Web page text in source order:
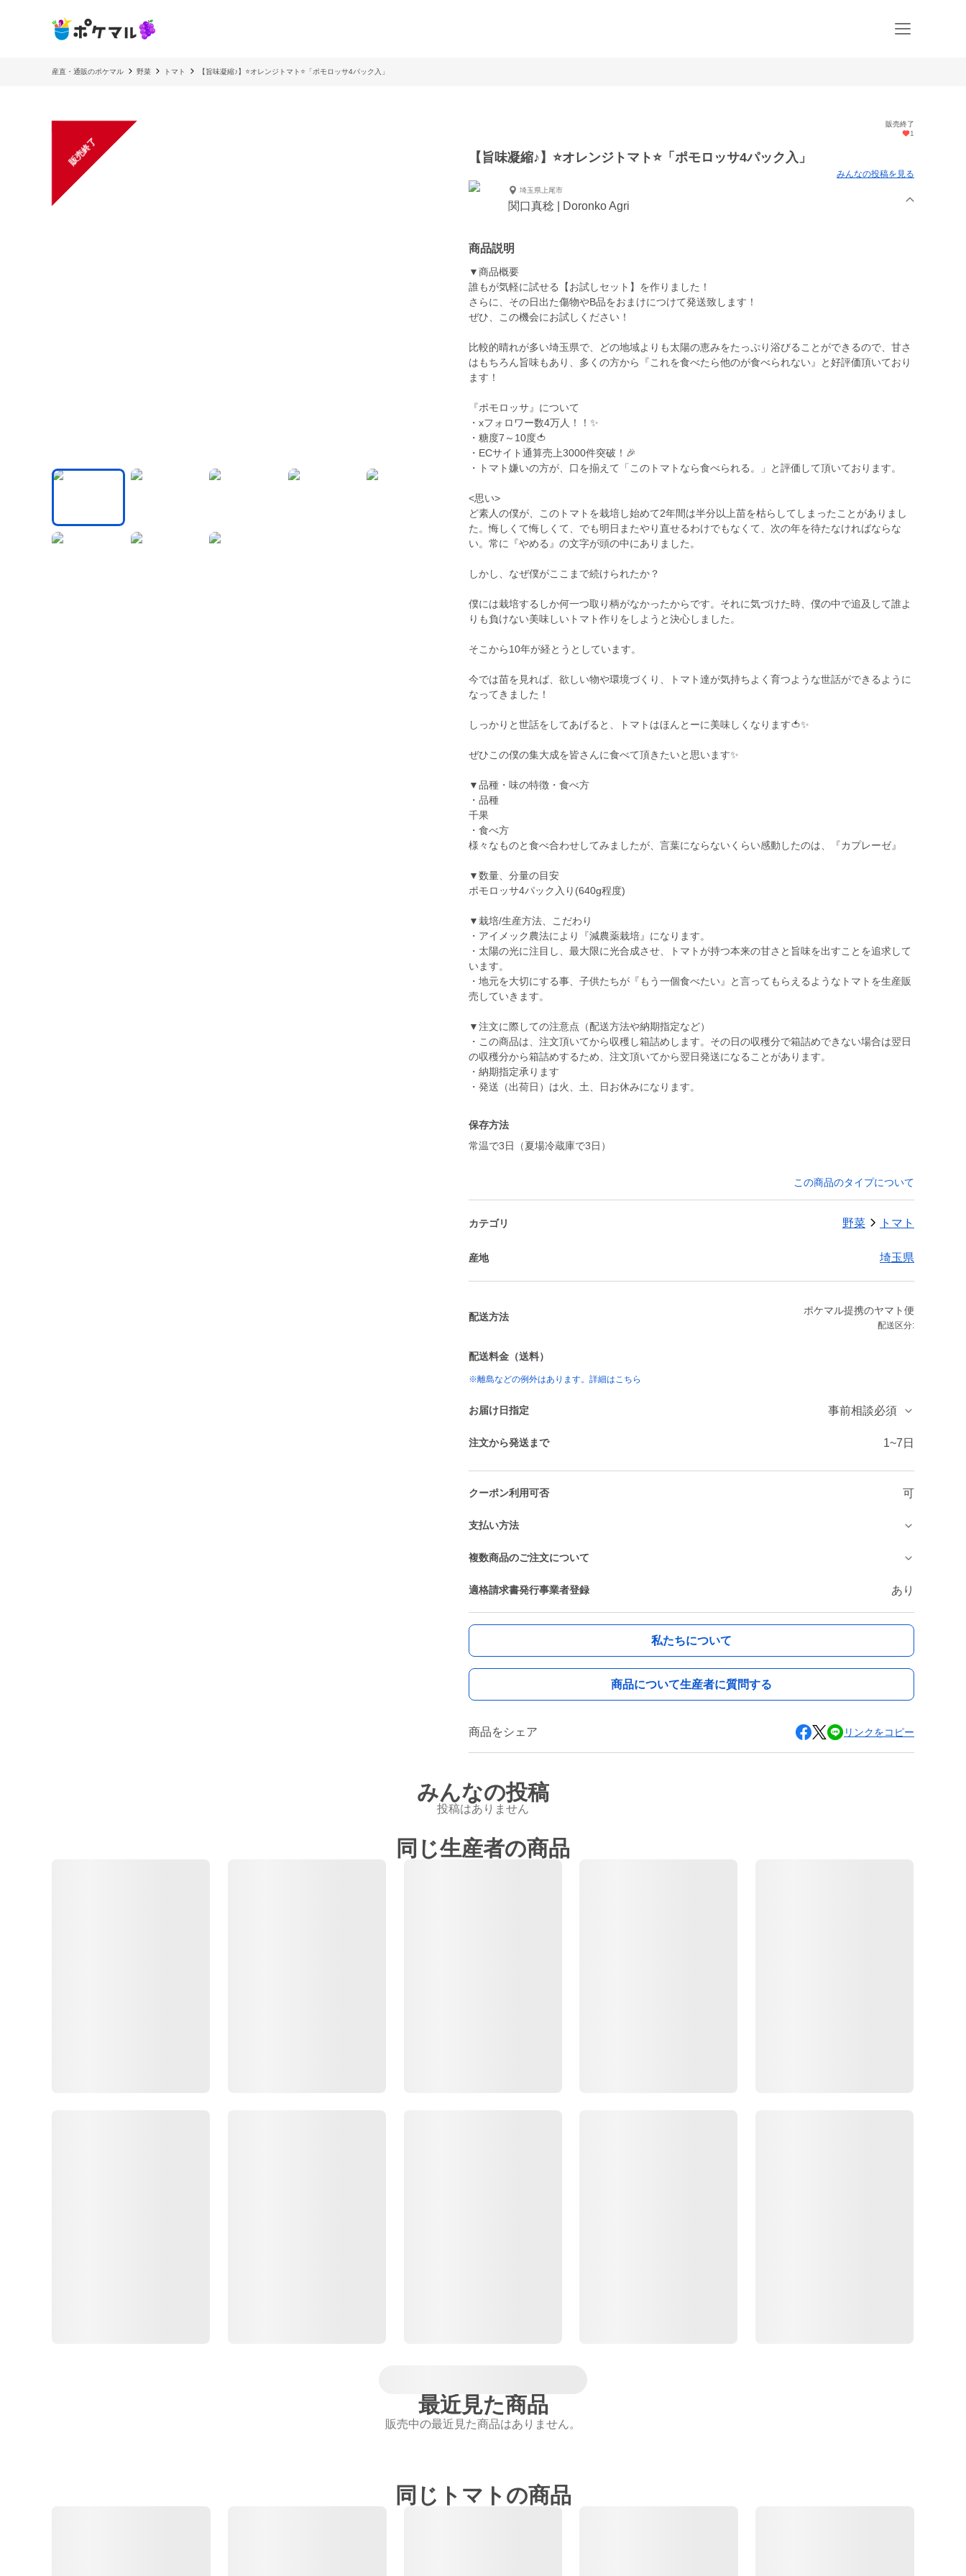
産直・通販のポケマル 野菜 トマト 【旨味凝縮♪】⭐オレンジトマト⭐「ポモロッサ4パック入」
販売終了
販売終了
1
【旨味凝縮♪】⭐オレンジトマト⭐「ポモロッサ4パック入」
みんなの投稿を見る
埼玉県上尾市
関口真稔 | Doronko Agri
商品説明
▼商品概要
誰もが気軽に試せる【お試しセット】を作りました！
さらに、その日出た傷物やB品をおまけにつけて発送致します！
ぜひ、この機会にお試しください！
比較的晴れが多い埼玉県で、どの地域よりも太陽の恵みをたっぷり浴びることができるので、甘さ
はもちろん旨味もあり、多くの方から『これを食べたら他のが食べられない』と好評価頂いており
ます！
『ポモロッサ』について
・xフォロワー数4万人！！✨
・糖度7～10度🍅
・ECサイト通算売上3000件突破！🎉
・トマト嫌いの方が、口を揃えて「このトマトなら食べられる。」と評価して頂いております。
<思い>
ど素人の僕が、このトマトを栽培し始めて2年間は半分以上苗を枯らしてしまったことがありまし
た。悔しくて悔しくて、でも明日またやり直せるわけでもなくて、次の年を待たなければならな
い。常に『やめる』の文字が頭の中にありました。
しかし、なぜ僕がここまで続けられたか？
僕には栽培するしか何一つ取り柄がなかったからです。それに気づけた時、僕の中で追及して誰よ
りも負けない美味しいトマト作りをしようと決心しました。
そこから10年が経とうとしています。
今では苗を見れば、欲しい物や環境づくり、トマト達が気持ちよく育つような世話ができるように
なってきました！
しっかりと世話をしてあげると、トマトはほんとーに美味しくなります🍅✨
ぜひこの僕の集大成を皆さんに食べて頂きたいと思います✨
▼品種・味の特徴・食べ方
・品種
千果
・食べ方
様々なものと食べ合わせしてみましたが、言葉にならないくらい感動したのは、『カプレーゼ』
▼数量、分量の目安
ポモロッサ4パック入り(640g程度)
▼栽培/生産方法、こだわり
・アイメック農法により『減農薬栽培』になります。
・太陽の光に注目し、最大限に光合成させ、トマトが持つ本来の甘さと旨味を出すことを追求して
います。
・地元を大切にする事、子供たちが『もう一個食べたい』と言ってもらえるようなトマトを生産販
売していきます。
▼注文に際しての注意点（配送方法や納期指定など）
・この商品は、注文頂いてから収穫し箱詰めします。その日の収穫分で箱詰めできない場合は翌日
の収穫分から箱詰めするため、注文頂いてから翌日発送になることがあります。
・納期指定承ります
・発送（出荷日）は火、土、日お休みになります。
保存方法
常温で3日（夏場冷蔵庫で3日）
この商品のタイプについて
カテゴリ 野菜 トマト
産地 埼玉県
配送方法
ポケマル提携のヤマト便
配送区分:
配送料金（送料）
※離島などの例外はあります。詳細はこちら
お届け日指定 事前相談必須
注文から発送まで 1~7日
クーポン利用可否 可
支払い方法
複数商品のご注文について
適格請求書発行事業者登録 あり
私たちについて
商品について生産者に質問する
商品をシェア リンクをコピー
みんなの投稿
投稿はありません
同じ生産者の商品
最近見た商品
販売中の最近見た商品はありません。
同じトマトの商品